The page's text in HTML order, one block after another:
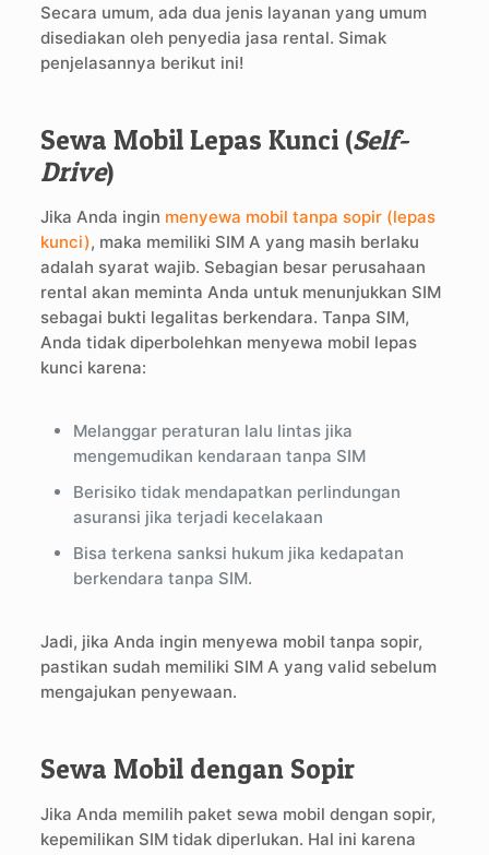
Secara umum, ada dua jenis layanan yang umum
disediakan oleh penyedia jasa rental. Simak
penjelasannya berikut ini!
Sewa Mobil Lepas Kunci (Self-
Drive)
Jika Anda ingin menyewa mobil tanpa sopir (lepas
kunci), maka memiliki SIM A yang masih berlaku
adalah syarat wajib. Sebagian besar perusahaan
rental akan meminta Anda untuk menunjukkan SIM
sebagai bukti legalitas berkendara. Tanpa SIM,
Anda tidak diperbolehkan menyewa mobil lepas
kunci karena:
Melanggar peraturan lalu lintas jika
mengemudikan kendaraan tanpa SIM
Berisiko tidak mendapatkan perlindungan
asuransi jika terjadi kecelakaan
Bisa terkena sanksi hukum jika kedapatan
berkendara tanpa SIM.
Jadi, jika Anda ingin menyewa mobil tanpa sopir,
pastikan sudah memiliki SIM A yang valid sebelum
mengajukan penyewaan.
Sewa Mobil dengan Sopir
Jika Anda memilih paket sewa mobil dengan sopir,
kepemilikan SIM tidak diperlukan. Hal ini karena